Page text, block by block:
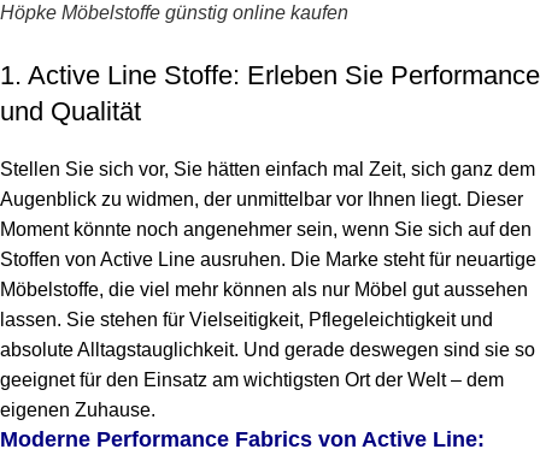
Höpke Möbelstoffe günstig online kaufen
1. Active Line Stoffe: Erleben Sie Performance
und Qualität
Stellen Sie sich vor, Sie hätten einfach mal Zeit, sich ganz dem
Augenblick zu widmen, der unmittelbar vor Ihnen liegt. Dieser
Moment könnte noch angenehmer sein, wenn Sie sich auf den
Stoffen von Active Line ausruhen. Die Marke steht für neuartige
Möbelstoffe, die viel mehr können als nur Möbel gut aussehen
lassen. Sie stehen für Vielseitigkeit, Pflegeleichtigkeit und
absolute Alltagstauglichkeit. Und gerade deswegen sind sie so
geeignet für den Einsatz am wichtigsten Ort der Welt – dem
eigenen Zuhause.
Moderne Performance Fabrics von Active Line: